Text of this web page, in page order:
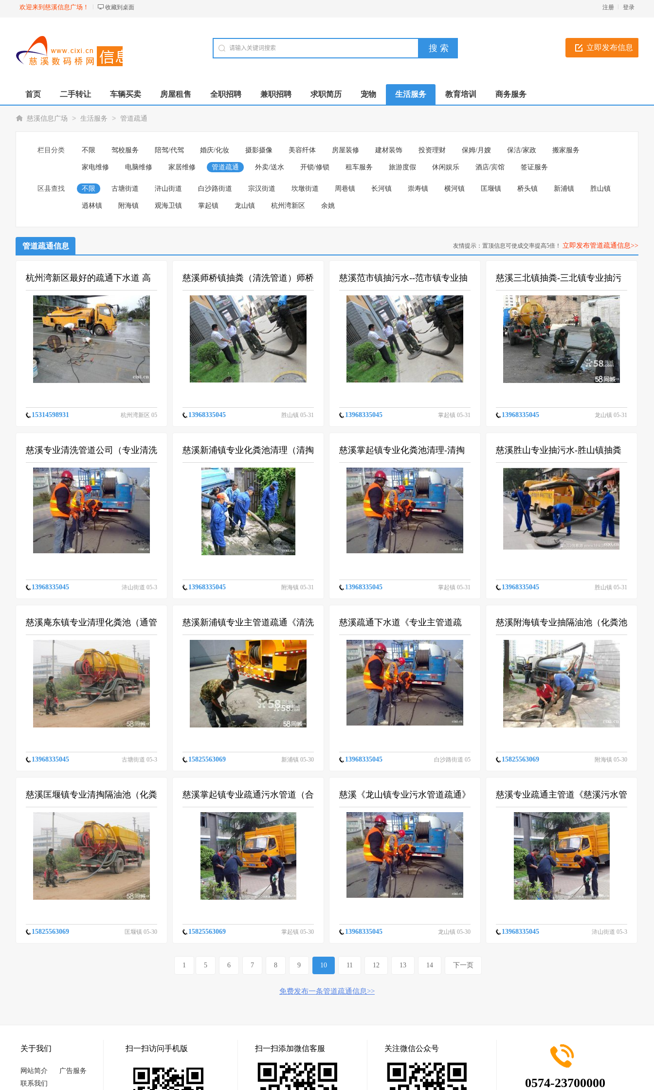
欢迎来到慈溪信息广场！ 收藏到桌面 登录
注册
立即发布信息
首页 二手转让 车辆买卖 房屋租售 全职招聘 兼职招聘 求职简历 宠物 生活服务 教育培训 商务服务
慈溪信息广场 > 生活服务 > 管道疏通
栏目分类 不限 驾校服务 陪驾/代驾 婚庆/化妆 摄影摄像 美容纤体 房屋装修 建材装饰 投资理财 保姆/月嫂 保洁/家政 搬家服务
家电维修 电脑维修 家居维修 管道疏通 外卖/送水 开锁/修锁 租车服务 旅游度假 休闲娱乐 酒店/宾馆 签证服务
区县查找 不限 古塘街道 浒山街道 白沙路街道 宗汉街道 坎墩街道 周巷镇 长河镇 崇寿镇 横河镇 匡堰镇 桥头镇 新浦镇 胜山镇
逍林镇 附海镇 观海卫镇 掌起镇 龙山镇 杭州湾新区 余姚
管道疏通信息 友情提示：置顶信息可使成交率提高5倍！ 立即发布管道疏通信息>>
杭州湾新区最好的疏通下水道 高
庒清洗管道
15314598931 杭州湾新区 05
慈溪师桥镇抽粪（清洗管道）师桥
镇专业抽污水（正规单位）
13968335045 胜山镇 05-31
慈溪范市镇抽污水--范市镇专业抽
粪（公司推荐）
13968335045 掌起镇 05-31
慈溪三北镇抽粪-三北镇专业抽污
水（放心选择）
13968335045 龙山镇 05-31
慈溪专业清洗管道公司（专业清洗
大型市政排污管道）
13968335045 浒山街道 05-3
慈溪新浦镇专业化粪池清理（清掏
池内污物）合理收费
13968335045 附海镇 05-31
慈溪掌起镇专业化粪池清理-清掏
淤泥（公司备有吸污-清洗车）
13968335045 掌起镇 05-31
慈溪胜山专业抽污水-胜山镇抽粪
多少钱一车
13968335045 胜山镇 05-31
慈溪庵东镇专业清理化粪池（通管
道）庵东镇抽化粪池价格多少
13968335045 古塘街道 05-3
慈溪新浦镇专业主管道疏通《清洗
污水管道》清掏管道淤泥
15825563069 新浦镇 05-30
慈溪疏通下水道《专业主管道疏
通》慈溪污水管道清洗公司-诚信
可
13968335045 白沙路街道 05
慈溪附海镇专业抽隔油池（化粪池
清理）附海污水管道清洗-信誉单
15825563069 附海镇 05-30
慈溪匡堰镇专业清掏隔油池（化粪
池清底）清理淤泥-量大从优
15825563069 匡堰镇 05-30
慈溪掌起镇专业疏通污水管道（合
理收费）
15825563069 掌起镇 05-30
慈溪《龙山镇专业污水管道疏通》
龙山高压清洗管道公司（随叫随到
13968335045 龙山镇 05-30
慈溪专业疏通主管道《慈溪污水管
道清洗》欢迎您来电咨询
13968335045 浒山街道 05-3
1 5 6 7 8 9 10 11 12 13 14 下一页
免费发布一条管道疏通信息>>
关于我们
网站简介
广告服务
联系我们
扫一扫访问手机版 扫一扫添加微信客服 关注微信公众号
0574-23700000